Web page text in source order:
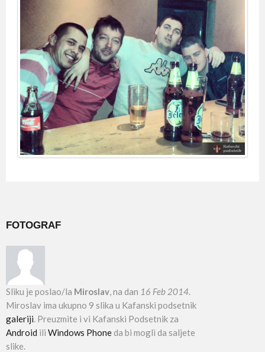
FOTOGRAF
Sliku je poslao/la Miroslav, na dan 16 Feb 2014.
Miroslav ima ukupno 9 slika u Kafanski podsetnik
galeriji. Preuzmite i vi Kafanski Podsetnik za
Android ili Windows Phoneda bi mogli da saljete
slike.